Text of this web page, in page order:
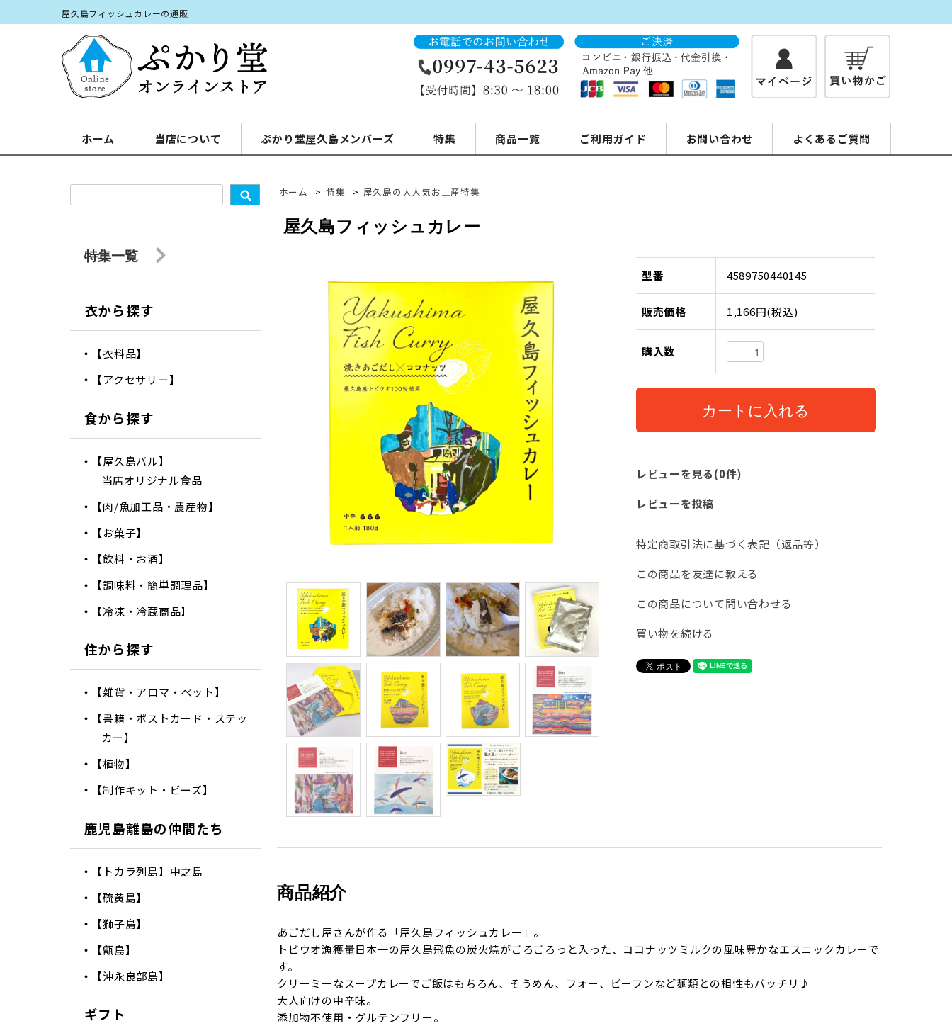
屋久島フィッシュカレーの通販
ホーム 当店について ぷかり堂屋久島メンバーズ 特集 商品一覧 ご利用ガイド お問い合わせ よくあるご質問
ホーム > 特集 > 屋久島の大人気お土産特集
屋久島フィッシュカレー
型番 4589750440145
販売価格 1,166円(税込)
購入数
レビューを見る(0件)
レビューを投稿
特定商取引法に基づく表記（返品等）
この商品を友達に教える
この商品について問い合わせる
買い物を続ける
商品紹介
あごだし屋さんが作る「屋久島フィッシュカレー」。
トビウオ漁獲量日本一の屋久島飛魚の炭火焼がごろごろっと入った、ココナッツミルクの風味豊かなエスニックカレーで
す。
クリーミーなスープカレーでご飯はもちろん、そうめん、フォー、ビーフンなど麺類との相性もバッチリ♪
大人向けの中辛味。
添加物不使用・グルテンフリー。
特集一覧
衣から探す
【衣料品】
【アクセサリー】
食から探す
【屋久島バル】
当店オリジナル食品
【肉/魚加工品・農産物】
【お菓子】
【飲料・お酒】
【調味料・簡単調理品】
【冷凍・冷蔵商品】
住から探す
【雑貨・アロマ・ペット】
【書籍・ポストカード・ステッ
カー】
【植物】
【制作キット・ビーズ】
鹿児島離島の仲間たち
【トカラ列島】中之島
【硫黄島】
【獅子島】
【甑島】
【沖永良部島】
ギフト